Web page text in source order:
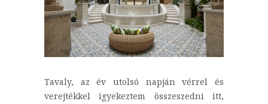
Tavaly, az év utolsó napján vérrel és
verejtékkel igyekeztem összeszedni itt,